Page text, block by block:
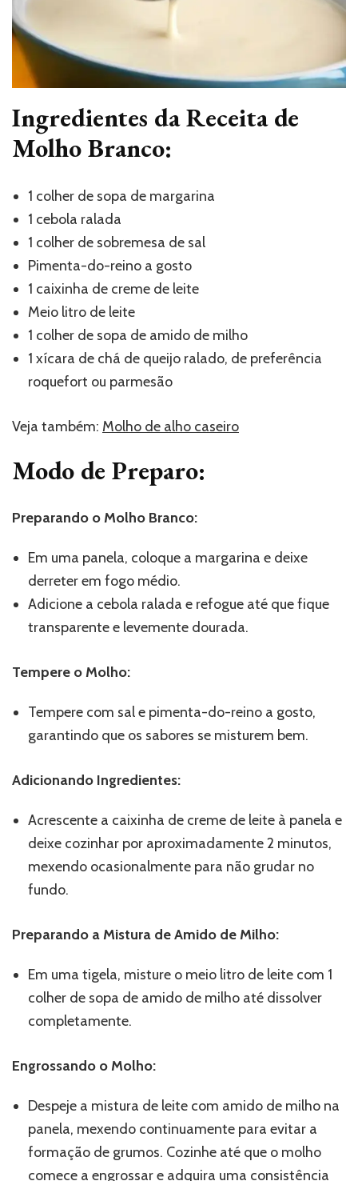
Ingredientes da Receita de
Molho Branco:
1 colher de sopa de margarina
1 cebola ralada
1 colher de sobremesa de sal
Pimenta-do-reino a gosto
1 caixinha de creme de leite
Meio litro de leite
1 colher de sopa de amido de milho
1 xícara de chá de queijo ralado, de preferência
roquefort ou parmesão
Veja também: Molho de alho caseiro
Modo de Preparo:
Preparando o Molho Branco:
Em uma panela, coloque a margarina e deixe
derreter em fogo médio.
Adicione a cebola ralada e refogue até que fique
transparente e levemente dourada.
Tempere o Molho:
Tempere com sal e pimenta-do-reino a gosto,
garantindo que os sabores se misturem bem.
Adicionando Ingredientes:
Acrescente a caixinha de creme de leite à panela e
deixe cozinhar por aproximadamente 2 minutos,
mexendo ocasionalmente para não grudar no
fundo.
Preparando a Mistura de Amido de Milho:
Em uma tigela, misture o meio litro de leite com 1
colher de sopa de amido de milho até dissolver
completamente.
Engrossando o Molho:
Despeje a mistura de leite com amido de milho na
panela, mexendo continuamente para evitar a
formação de grumos. Cozinhe até que o molho
comece a engrossar e adquira uma consistência